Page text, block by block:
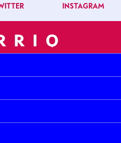
INSTAGRAM